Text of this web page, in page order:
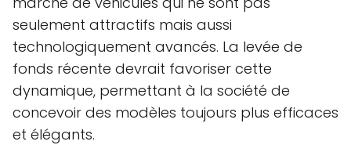
seulement attractifs mais aussi
technologiquement avancés. La levée de
fonds récente devrait favoriser cette
dynamique, permettant à la société de
concevoir des modèles toujours plus efficaces
et élégants.